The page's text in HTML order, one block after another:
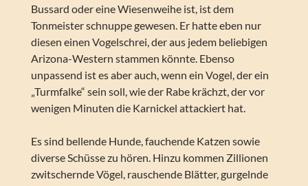
Bussard oder eine Wiesenweihe ist, ist dem
Tonmeister schnuppe gewesen. Er hatte eben nur
diesen einen Vogelschrei, der aus jedem beliebigen
Arizona-Western stammen könnte. Ebenso
unpassend ist es aber auch, wenn ein Vogel, der ein
„Turmfalke“ sein soll, wie der Rabe krächzt, der vor
wenigen Minuten die Karnickel attackiert hat.
Es sind bellende Hunde, fauchende Katzen sowie
diverse Schüsse zu hören. Hinzu kommen Zillionen
zwitschernde Vögel, rauschende Blätter, gurgelnde